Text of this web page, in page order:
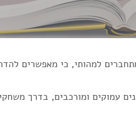
למהותי, כי מאפשרים
עמוקים ומורכבים, בדרך